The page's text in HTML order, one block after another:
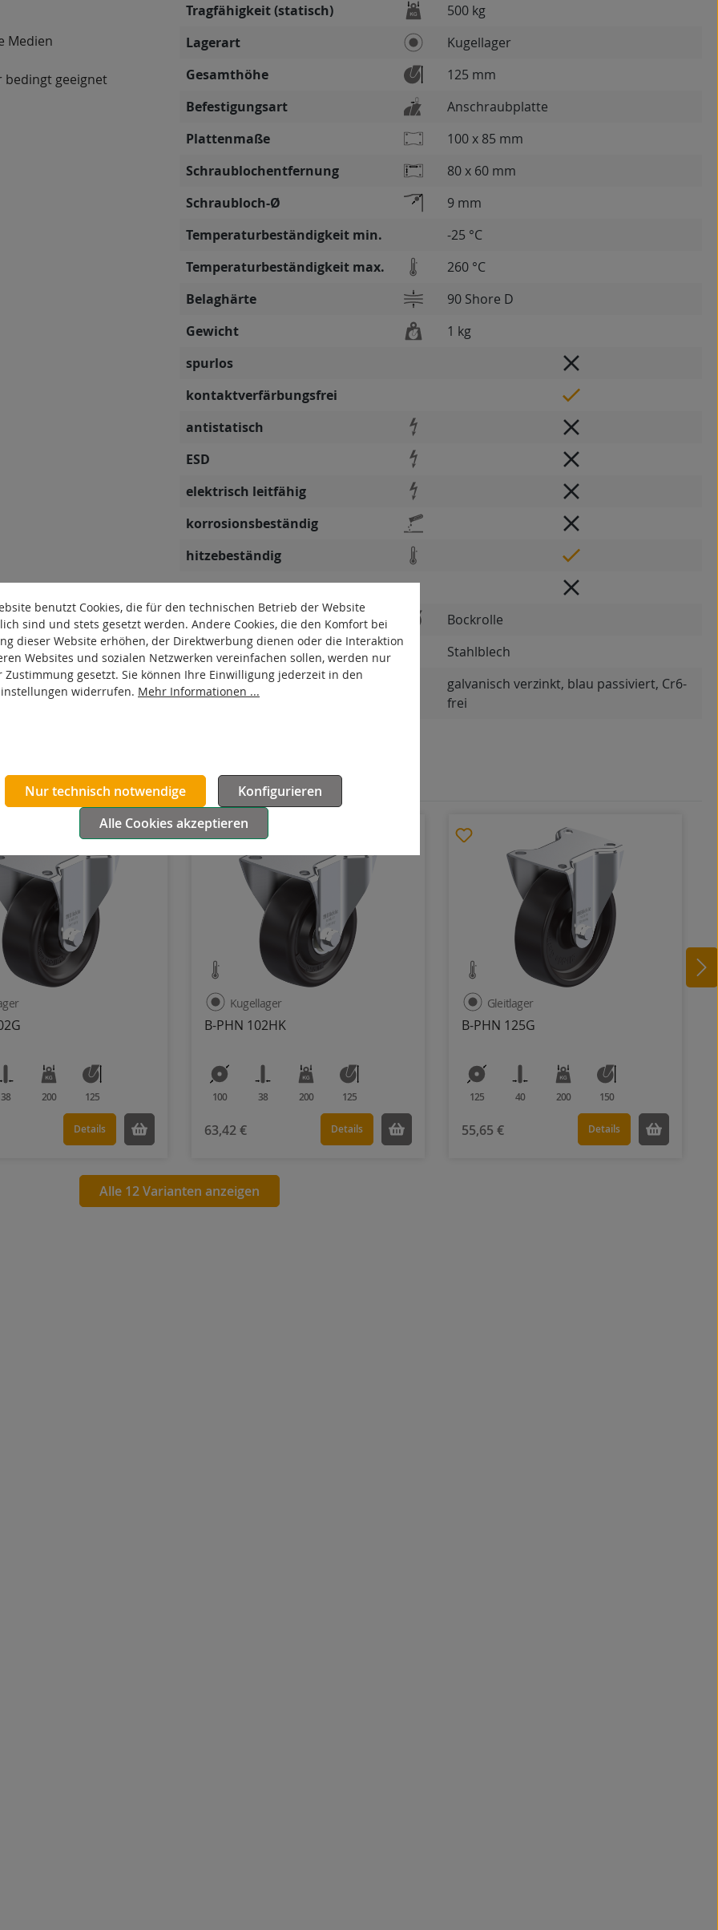
Medien
bedingt geeignet
Tragfähigkeit (statisch)
500 kg
Lagerart
Kugellager
Gesamthöhe
125 mm
Befestigungsart
Anschraubplatte
Plattenmaße
100 x 85 mm
Schraublochentfernung
80 x 60 mm
Schraubloch-Ø
9 mm
Temperaturbeständigkeit min.
-25 °C
Temperaturbeständigkeit max.
260 °C
Belaghärte
90 Shore D
Gewicht
1 kg
spurlos
kontaktverfärbungsfrei
antistatisch
ESD
elektrisch leitfähig
korrosionsbeständig
hitzebeständig
autoklaventauglich
Produkttyp
Bockrolle
Material Gehäuse
Stahlblech
Oberfläche Gehäuse
galvanisch verzinkt, blau passiviert, Cr6-
frei
38 200 125
Details
B-PHN 102HK
Kugellager
100 38 200 125
63,42 € Details
B-PHN 125G
Gleitlager
125 40 200 150
55,65 € Details
Alle 12 Varianten anzeigen
benutzt Cookies, die für den technischen Betrieb der Website
sind und stets gesetzt werden. Andere Cookies, die den Komfort bei
dieser Website erhöhen, der Direktwerbung dienen oder die Interaktion
Websites und sozialen Netzwerken vereinfachen sollen, werden nur
Zustimmung gesetzt. Sie können Ihre Einwilligung jederzeit in den
widerrufen. Mehr Informationen ...
Nur technisch notwendige
Konfigurieren
Alle Cookies akzeptieren